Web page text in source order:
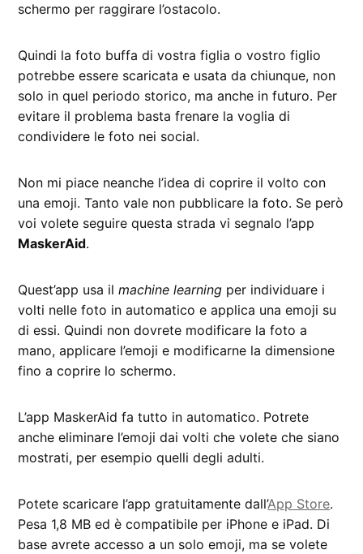
schermo per raggirare l’ostacolo.
Quindi la foto buffa di vostra figlia o vostro figlio
potrebbe essere scaricata e usata da chiunque, non
solo in quel periodo storico, ma anche in futuro. Per
evitare il problema basta frenare la voglia di
condividere le foto nei social.
Non mi piace neanche l’idea di coprire il volto con
una emoji. Tanto vale non pubblicare la foto. Se però
voi volete seguire questa strada vi segnalo l’app
MaskerAid.
Quest’app usa ilmachine learning per individuare i
volti nelle foto in automatico e applica una emoji su
di essi. Quindi non dovrete modificare la foto a
mano, applicare l’emoji e modificarne la dimensione
fino a coprire lo schermo.
L’app MaskerAid fa tutto in automatico. Potrete
anche eliminare l’emoji dai volti che volete che siano
mostrati, per esempio quelli degli adulti.
Potete scaricare l’app gratuitamente dall’App Store.
Pesa 1,8 MB ed è compatibile per iPhone e iPad. Di
base avrete accesso a un solo emoji, ma se volete